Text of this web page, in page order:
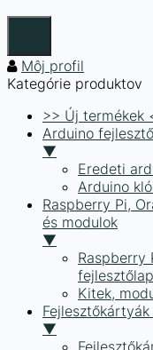
Môj profil
Kategórie produktov
>> Új termékek
Arduino
▼
Eredeti
Arduino
Raspberry Pi,
és modulok
▼
Raspberry
Kitek,
Fejlesztőkártyák
▼